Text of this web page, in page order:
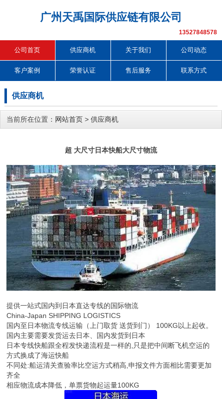
广州天禹国际供应链有限公司
13527848578
公司首页 供应商机 关于我们 公司动态
客户案例 荣誉认证 售后服务 联系方式
供应商机
当前所在位置： 网站首页 > 供应商机
超 大尺寸日本快船大尺寸物流
提供一站式国内到日本直达专线的国际物流
China-Japan SHIPPING LOGISTICS
国内至日本物流专线运输（上门取货 送货到门） 100KG以上起收。
国内主要需要发货运去日本、国内发货到日本
日本专线快船跟全程发快递流程是一样的,只是把中间断飞机空运的
方式换成了海运快船
不同处:船运清关查验率比空运方式稍高,申报文件方面相比需要更加
齐全
相应物流成本降低，单票货物起运量100KG